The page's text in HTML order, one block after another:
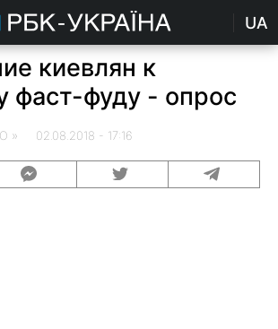
UA
киевлян к
фаст-фуду - опрос
» 02.08.2018 - 17:16